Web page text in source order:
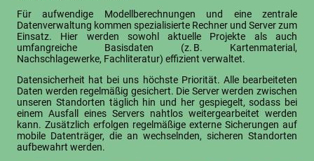
Für aufwendige Modellberechnungen und eine zentrale
Datenverwaltung kommen spezialisierte Rechner und Server zum
Einsatz. Hier werden sowohl aktuelle Projekte als auch
umfangreiche Basisdaten (z. B. Kartenmaterial,
Nachschlagewerke, Fachliteratur) effizient verwaltet.
Datensicherheit hat bei uns höchste Priorität. Alle bearbeiteten
Daten werden regelmäßig gesichert. Die Server werden zwischen
unseren Standorten täglich hin und her gespiegelt, sodass bei
einem Ausfall eines Servers nahtlos weitergearbeitet werden
kann. Zusätzlich erfolgen regelmäßige externe Sicherungen auf
mobile Datenträger, die an wechselnden, sicheren Standorten
aufbewahrt werden.